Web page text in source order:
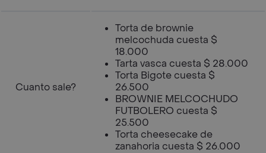
Cuanto sale?
Torta de brownie
melcochuda cuesta $
18.000
Tarta vasca cuesta $ 28.000
Torta Bigote cuesta $
26.500
BROWNIE MELCOCHUDO
FUTBOLERO cuesta $
25.500
Torta cheesecake de
zanahoria cuesta $ 26.000